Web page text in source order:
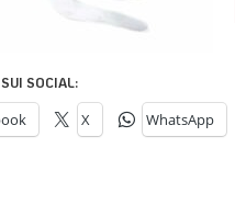
SOCIAL:
X WhatsApp